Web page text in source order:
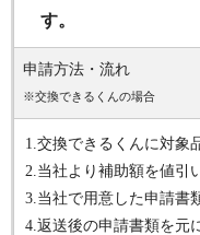
す。
申請方法・流れ
※交換できるくんの場合
1.交換できるくんに対象
2.当社より補助額を値引
3.当社で用意した申請書
4.返送後の申請書類を元